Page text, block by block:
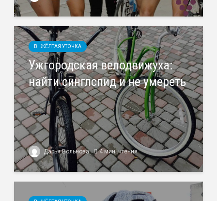
B | ЖЁЛТАЯ УТОЧКА
Ужгородская велодвижуха:
найти синглспид и не умереть
Дарья Вольнова 4 мин. чтения